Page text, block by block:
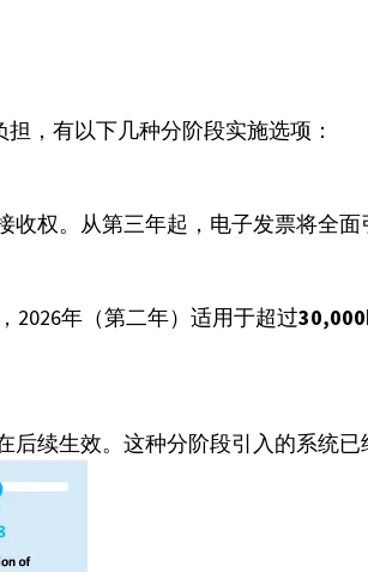
，有以下几种分阶段实施选项：
权。从第三年起，电子发票将全面
2026年（第二年）适用于超过30,000
续生效。这种分阶段引入的系统已